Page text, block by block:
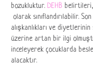
bozukluktur. DEHB belirtileri,
olarak sınıflandırılabilir.
alışkanlıkları ve
üzerine artan bir ilgi
inceleyerek çocuklarda
alacaktır.